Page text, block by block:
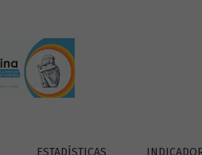
ESTADÍSTICAS